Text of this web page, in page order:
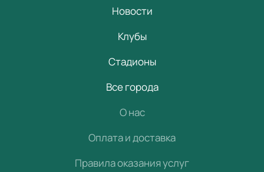
Новости
Клубы
Стадионы
Все города
О нас
Оплата и доставка
Правила оказания услуг